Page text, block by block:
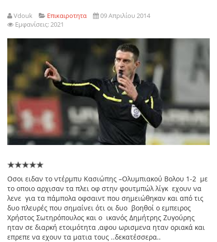
Vdouk Επικαιροτητα
09 Απριλίου 2014
Εμφανίσεις: 2021
Οσοι ειδαν το ντέρμπυ Κασιώπης –Ολυμπιακού Βολου 1-2 με
το οποιο αρχισαν τα πλει οφ στην φουτμπώλ λίγκ εχουν να
λενε για τα πάμπολα οφσαιντ που σημειώθηκαν και από τις
δυο πλευρές που σημαίνει ότι οι δυο βοηθοί ο εμπειρος
Χρήστος Σωτηρόπουλος και ο ικανός Δημήτρης Ζυγούρης
ηταν σε διαρκή ετοιμότητα ,αφου ωρισμενα ηταν οριακά και
επρεπε να εχουν τα ματια τους ..δεκατέσσερα..